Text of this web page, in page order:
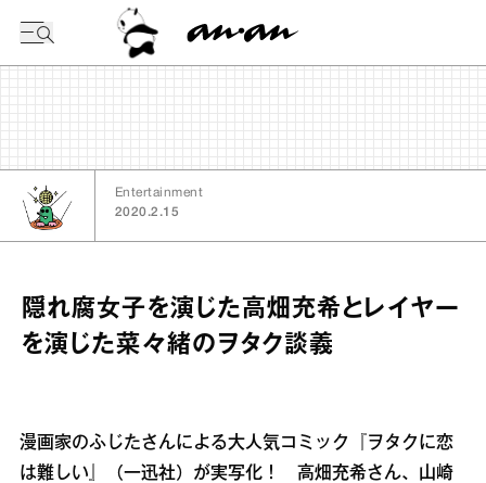
Entertainment
2020.2.15
隠れ腐女子を演じた高畑充希とレイヤー
を演じた菜々緒のヲタク談義
漫画家のふじたさんによる大人気コミック『ヲタクに恋
は難しい』（一迅社）が実写化！ 高畑充希さん、山崎